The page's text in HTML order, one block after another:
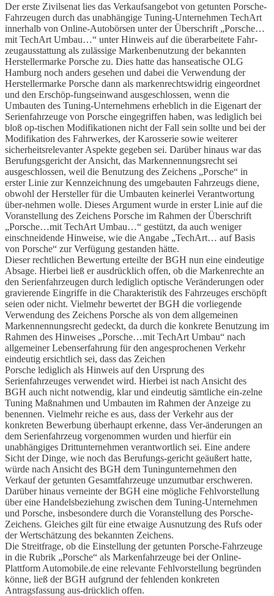
Der erste Zivilsenat lies das Verkaufsangebot von getunten Porsche-
Fahrzeugen durch das unabhängige Tuning-Unternehmen TechArt
innerhalb von Online-Autobörsen unter der Überschrift „Porsche…
mit TechArt Umbau…“ unter Hinweis auf die überarbeitete Fahr-
zeugausstattung als zulässige Markenbenutzung der bekannten
Herstellermarke Porsche zu. Dies hatte das hanseatische OLG
Hamburg noch anders gesehen und dabei die Verwendung der
Herstellermarke Porsche dann als markenrechtswidrig eingeordnet
und den Erschöp-fungseinwand ausgeschlossen, wenn die
Umbauten des Tuning-Unternehmens erheblich in die Eigenart der
Serienfahrzeuge von Porsche eingegriffen haben, was lediglich bei
bloß op-tischen Modifikationen nicht der Fall sein sollte und bei der
Modifikation des Fahrwerkes, der Karosserie sowie weiterer
sicherheitsrelevanter Aspekte gegeben sei. Darüber hinaus war das
Berufungsgericht der Ansicht, das Markennennungsrecht sei
ausgeschlossen, weil die Benutzung des Zeichens „Porsche“ in
erster Linie zur Kennzeichnung des umgebauten Fahrzeugs diene,
obwohl der Hersteller für die Umbauten keinerlei Verantwortung
über-nehmen wolle. Dieses Argument wurde in erster Linie auf die
Voranstellung des Zeichens Porsche im Rahmen der Überschrift
„Porsche…mit TechArt Umbau…“ gestützt, da auch weniger
einschneidende Hinweise, wie die Angabe „TechArt… auf Basis
von Porsche“ zur Verfügung gestanden hätte.
Dieser rechtlichen Bewertung erteilte der BGH nun eine eindeutige
Absage. Hierbei ließ er ausdrücklich offen, ob die Markenrechte an
den Serienfahrzeugen durch lediglich optische Veränderungen oder
gravierende Eingriffe in die Charakteristik des Fahrzeuges erschöpft
seien oder nicht. Vielmehr bewertet der BGH die vorliegende
Verwendung des Zeichens Porsche als von dem allgemeinen
Markennennungsrecht gedeckt, da durch die konkrete Benutzung im
Rahmen des Hinweises „Porsche…mit TechArt Umbau“ nach
allgemeiner Lebenserfahrung für den angesprochenen Verkehr
eindeutig ersichtlich sei, dass das Zeichen
Porsche lediglich als Hinweis auf den Ursprung des
Serienfahrzeuges verwendet wird. Hierbei ist nach Ansicht des
BGH auch nicht notwendig, klar und eindeutig sämtliche ein-zelne
Tuning Maßnahmen und Umbauten im Rahmen der Anzeige zu
benennen. Vielmehr reiche es aus, dass der Verkehr aus der
konkreten Bewerbung überhaupt erkenne, dass Ver-änderungen an
dem Serienfahrzeug vorgenommen wurden und hierfür ein
unabhängiges Drittunternehmen verantwortlich sei. Eine andere
Sicht der Dinge, wie noch das Berufungs-gericht geäußert hatte,
würde nach Ansicht des BGH dem Tuningunternehmen den
Verkauf der getunten Gesamtfahrzeuge unzumutbar erschweren.
Darüber hinaus verneinte der BGH eine mögliche Fehlvorstellung
über eine Handelsbeziehung zwischen dem Tuning-Unternehmen
und Porsche, insbesondere durch die Voranstellung des Porsche-
Zeichens. Gleiches gilt für eine etwaige Ausnutzung des Rufs oder
der Wertschätzung des bekannten Zeichens.
Die Streitfrage, ob die Einstellung der getunten Porsche-Fahrzeuge
in die Rubrik „Porsche“ als Markenfahrzeuge bei der Online-
Plattform Automobile.de eine relevante Fehlvorstellung begründen
könne, ließ der BGH aufgrund der fehlenden konkreten
Antragsfassung aus-drücklich offen.